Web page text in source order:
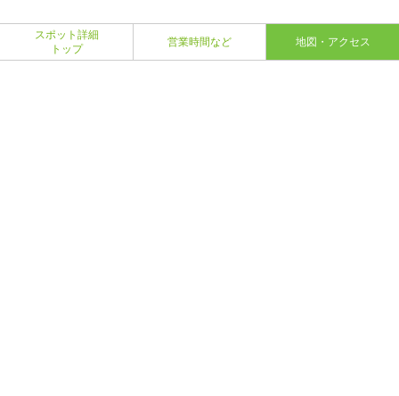
スポット詳細
トップ
営業時間など 地図・アクセス